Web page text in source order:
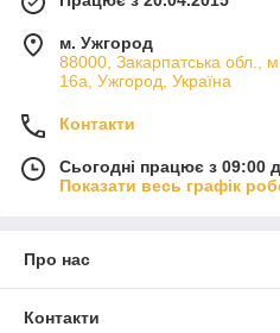
м. Ужгород
88000, Закарпатська обл.,
16а, Ужгород, Україна
Контакти
Сьогодні працює з 09:00
Показати весь графік
Про нас
Контакти